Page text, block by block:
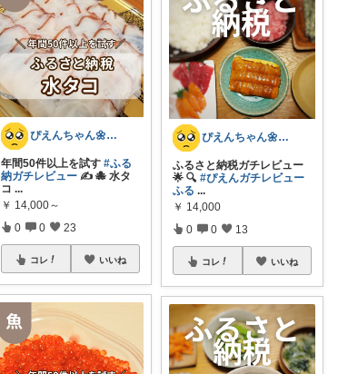
ぴえんちゃん🌼爆買い比較ママ
年間50件以上を試す#ふる
納ガチレビュー ✍️ 🐙 水タ
コ...
￥ 14,000～
0 0 23
コレ いいね
ぴえんちゃん🌼爆買い比較ママ
ふるさと納税ガチレビュー
🌟 🔍️#ぴえんガチレビュー
ふる ...
￥ 14,000
0 0 13
コレ いいね